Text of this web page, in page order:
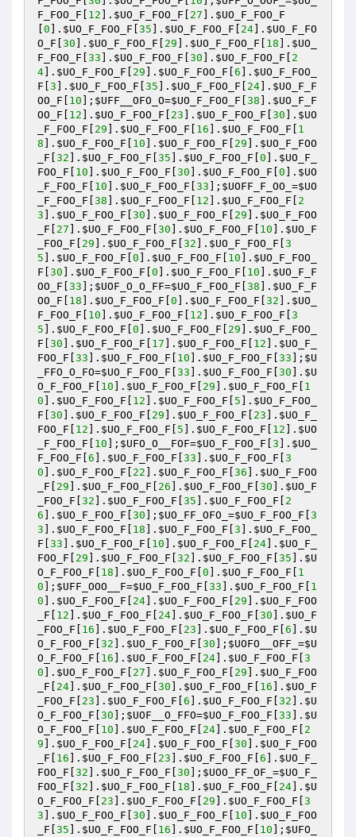
F_FOO_F
12 ]. $UO_F_FOO_F 27 ]. $UO_F_FOO_F
0 ]. $UO_F_FOO_F 35 ]. $UO_F_FOO_F 24 ]. $UO_F_FO
O_F 30 ]. $UO_F_FOO_F 29 ]. $UO_F_FOO_F 18 ]. $UO_
F_FOO_F 33 ]. $UO_F_FOO_F 30 ]. $UO_F_FOO_F
2
4 ]. $UO_F_FOO_F 29 ]. $UO_F_FOO_F 6 ]. $UO_F_FOO_
F 3 ]. $UO_F_FOO_F 35 ]. $UO_F_FOO_F 24 ]. $UO_F_F
OO_F
10 ]; $UFF__OFO_O=$UO_F_FOO_F 38 ]. $UO_F_F
OO_F
12 ]. $UO_F_FOO_F 23 ]. $UO_F_FOO_F 30 ]. $UO
_F_FOO_F
29 ]. $UO_F_FOO_F 16 ]. $UO_F_FOO_F
1
8 ]. $UO_F_FOO_F 10 ]. $UO_F_FOO_F 29 ]. $UO_F_FOO
_F 32 ]. $UO_F_FOO_F 35 ]. $UO_F_FOO_F 0 ]. $UO_F_
FOO_F
10 ]. $UO_F_FOO_F 30 ]. $UO_F_FOO_F 0 ]. $UO
_F_FOO_F
10 ]. $UO_F_FOO_F 33 ]; $UOFF_F_OO_ =$UO
_F_FOO_F 38 ]. $UO_F_FOO_F 12 ]. $UO_F_FOO_F
2
3 ]. $UO_F_FOO_F 30 ]. $UO_F_FOO_F 29 ]. $UO_F_FOO
_F
27 ]. $UO_F_FOO_F 30 ]. $UO_F_FOO_F 10 ]. $UO_F
_FOO_F
29 ]. $UO_F_FOO_F 32 ]. $UO_F_FOO_F 3
5 ]. $UO_F_FOO_F 0 ]. $UO_F_FOO_F 10 ]. $UO_F_FOO_
F 30 ]. $UO_F_FOO_F 0 ]. $UO_F_FOO_F 10 ]. $UO_F_F
OO_F 33 ]; $UOF_O_O_FF=$UO_F_FOO_F 38 ]. $UO_F_F
OO_F
18 ]. $UO_F_FOO_F 0 ]. $UO_F_FOO_F 32 ]. $UO_
F_FOO_F
10 ]. $UO_F_FOO_F 12 ]. $UO_F_FOO_F 3
5 ]. $UO_F_FOO_F 0 ]. $UO_F_FOO_F 29 ]. $UO_F_FOO_
F 30 ]. $UO_F_FOO_F 17 ]. $UO_F_FOO_F 12 ]. $UO_F_
FOO_F 33 ]. $UO_F_FOO_F 10 ]. $UO_F_FOO_F 33 ]; $U
_FFO_O_FO=$UO_F_FOO_F 33 ]. $UO_F_FOO_F 30 ]. $U
O_F_FOO_F
10 ]. $UO_F_FOO_F 29 ]. $UO_F_FOO_F
1
0 ]. $UO_F_FOO_F 12 ]. $UO_F_FOO_F 5 ]. $UO_F_FOO_
F 30 ]. $UO_F_FOO_F 29 ]. $UO_F_FOO_F 23 ]. $UO_F_
FOO_F
12 ]. $UO_F_FOO_F 5 ]. $UO_F_FOO_F 12 ]. $UO
_F_FOO_F
10 ]; $UFO_O__FOF=$UO_F_FOO_F 3 ]. $UO_
F_FOO_F 6 ]. $UO_F_FOO_F 33 ]. $UO_F_FOO_F 3
0 ]. $UO_F_FOO_F 22 ]. $UO_F_FOO_F 36 ]. $UO_F_FOO
_F
29 ]. $UO_F_FOO_F 26 ]. $UO_F_FOO_F 30 ]. $UO_F
_FOO_F 32 ]. $UO_F_FOO_F 35 ]. $UO_F_FOO_F
2
6 ]. $UO_F_FOO_F 30 ]; $UO_FF_OFO_ =$UO_F_FOO_F 3
3 ]. $UO_F_FOO_F 18 ]. $UO_F_FOO_F 3 ]. $UO_F_FOO_
F 33 ]. $UO_F_FOO_F 10 ]. $UO_F_FOO_F 24 ]. $UO_F_
FOO_F
29 ]. $UO_F_FOO_F 32 ]. $UO_F_FOO_F 35 ]. $U
O_F_FOO_F
18 ]. $UO_F_FOO_F 0 ]. $UO_F_FOO_F
1
0 ]; $UFF_OOO__F=$UO_F_FOO_F 33 ]. $UO_F_FOO_F
1
0 ]. $UO_F_FOO_F 24 ]. $UO_F_FOO_F 29 ]. $UO_F_FOO
_F
12 ]. $UO_F_FOO_F 24 ]. $UO_F_FOO_F 30 ]. $UO_F
_FOO_F
16 ]. $UO_F_FOO_F 23 ]. $UO_F_FOO_F 6 ]. $U
O_F_FOO_F 32 ]. $UO_F_FOO_F 30 ]; $UOFO__OFF_ =$U
O_F_FOO_F
16 ]. $UO_F_FOO_F 24 ]. $UO_F_FOO_F 3
0 ]. $UO_F_FOO_F 27 ]. $UO_F_FOO_F 29 ]. $UO_F_FOO
_F
24 ]. $UO_F_FOO_F 30 ]. $UO_F_FOO_F 16 ]. $UO_F
_FOO_F
23 ]. $UO_F_FOO_F 6 ]. $UO_F_FOO_F 32 ]. $U
O_F_FOO_F 30 ]; $UOF__O_FFO=$UO_F_FOO_F 33 ]. $U
O_F_FOO_F
10 ]. $UO_F_FOO_F 24 ]. $UO_F_FOO_F
2
9 ]. $UO_F_FOO_F 24 ]. $UO_F_FOO_F 30 ]. $UO_F_FOO
_F
16 ]. $UO_F_FOO_F 23 ]. $UO_F_FOO_F 6 ]. $UO_F_
FOO_F 32 ]. $UO_F_FOO_F 30 ]; $UOO_FF_OF_ =$UO_F_
FOO_F 32 ]. $UO_F_FOO_F 18 ]. $UO_F_FOO_F 24 ]. $U
O_F_FOO_F
23 ]. $UO_F_FOO_F 29 ]. $UO_F_FOO_F 3
3 ]. $UO_F_FOO_F 30 ]. $UO_F_FOO_F 10 ]. $UO_F_FOO
_F 35 ]. $UO_F_FOO_F 16 ]. $UO_F_FOO_F 10 ]; $UFO_